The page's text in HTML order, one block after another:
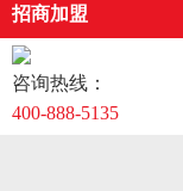
招商加盟
咨询热线：
400-888-5135